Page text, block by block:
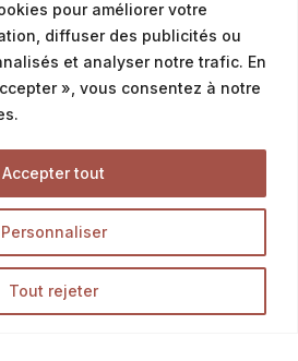
pour améliorer votre
diffuser des publicités ou
et analyser notre trafic. En
», vous consentez à notre
Personnaliser
Tout rejeter
Accepter tout
professionnels
04 76 43 20 09
Accueil
La Talemelerie